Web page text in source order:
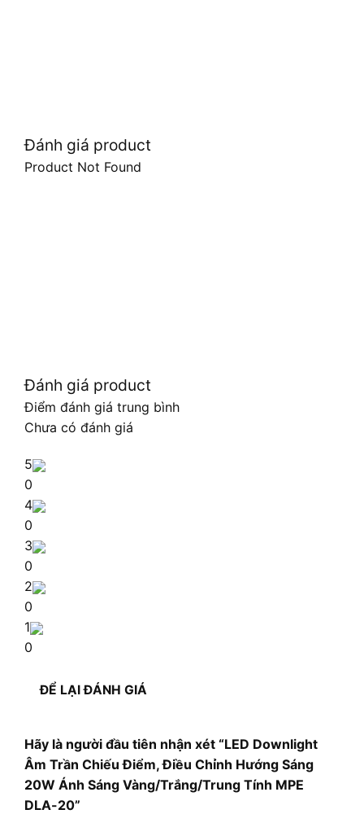
Đánh giá product
Product Not Found
Đánh giá product
Điểm đánh giá trung bình
Chưa có đánh giá
5
0
4
0
3
0
2
0
1
0
ĐỂ LẠI ĐÁNH GIÁ
Hãy là người đầu tiên nhận xét “LED Downlight
Âm Trần Chiếu Điểm, Điều Chỉnh Hướng Sáng
20W Ánh Sáng Vàng/Trắng/Trung Tính MPE
DLA-20”